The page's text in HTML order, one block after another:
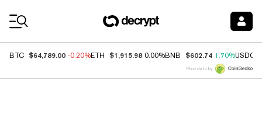
BTC $64,789.00 -0.20%ETH $1,915.98 0.00%BNB $602.74 1.70%USDC
Price data by